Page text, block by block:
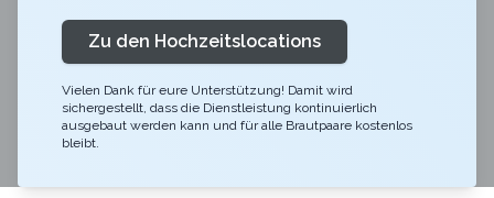
Essen: Inspiriert von der Küche der ganzen Welt kreiert
unser Küchenchef und sein Team für Sie ein
einmaliges kulinarisches Erlebnis. Spezialität: Ein ganz
spezieller Genuss sind die Köstlichkeiten von unserem
Holzkohlegrill.
Zu den Hochzeitslocations
Vielen Dank für eure Unterstützung! Damit wird
sichergestellt, dass die Dienstleistung kontinuierlich
ausgebaut werden kann und für alle Brautpaare kostenlos
bleibt.